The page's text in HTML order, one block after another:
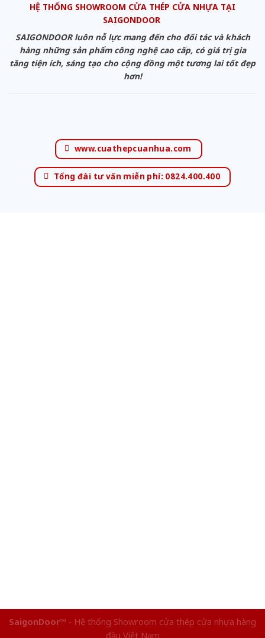
HỆ THỐNG SHOWROOM CỬA THÉP CỬA NHỰA TẠI
SAIGONDOOR
SAIGONDOOR luôn nỗ lực mang đến cho đối tác và khách
hàng những sản phẩm công nghệ cao cấp, có giá trị gia
tăng tiện ích, sáng tạo cho cộng đồng một tương lai tốt đẹp
hơn!
www.cuathepcuanhua.com
Tổng đài tư vấn miễn phí: 0824.400.400
SaigonDoor™ - Hệ thống Showroom cửa thép cửa nhựa hàng
đầu Việt Nam